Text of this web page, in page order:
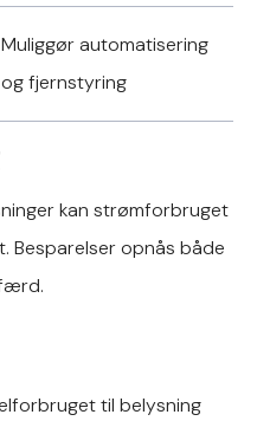
Muliggør automatisering
og fjernstyring
kan strømforbruget
Besparelser opnås både
til belysning